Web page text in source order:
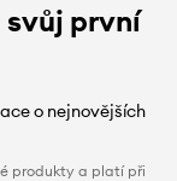
první
o nejnovějších
produkty a platí při